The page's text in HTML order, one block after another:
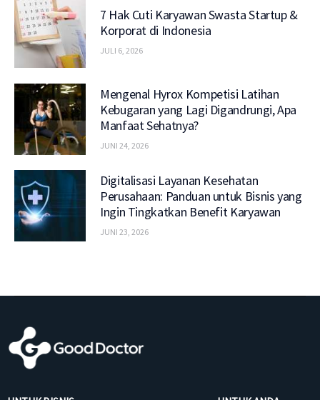
7 Hak Cuti Karyawan Swasta Startup &
Korporat di Indonesia
JULI 6, 2026
Mengenal Hyrox Kompetisi Latihan
Kebugaran yang Lagi Digandrungi, Apa
Manfaat Sehatnya?
JUNI 24, 2026
Digitalisasi Layanan Kesehatan
Perusahaan: Panduan untuk Bisnis yang
Ingin Tingkatkan Benefit Karyawan
JUNI 23, 2026